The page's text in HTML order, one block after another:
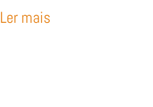
Ler mais